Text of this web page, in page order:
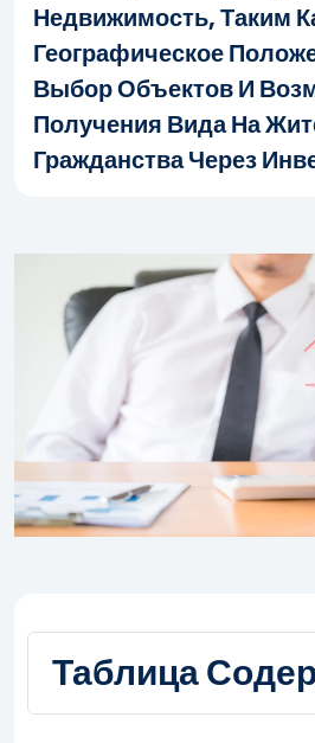
Недвижимость, Таким
Географическое
Выбор Объектов И
Получения Вида На
Гражданства Через
Таблица